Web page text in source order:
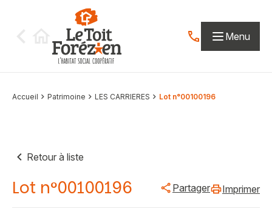
Contactez-nous
Menu
Accueil Patrimoine LES CARRIERES Lot n°00100196
Retour à liste
Lot n°00100196 Partager Imprimer